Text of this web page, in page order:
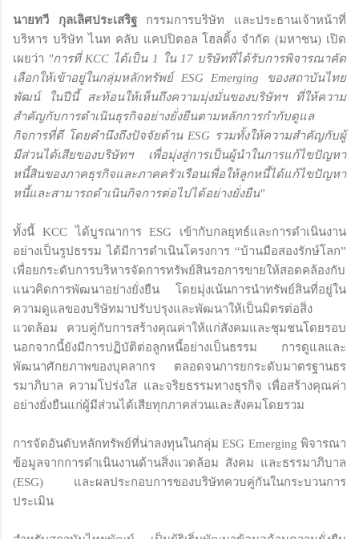
นายทวี กุลเลิศประเสริฐกรรมการบริษัท และประธานเจ้าหน้าที่
บริหาร บริษัท ไนท คลับ แคปปิตอล โฮลดิ้ง จำกัด (มหาชน) เปิด
เผยว่า "การที่ KCC ได้เป็น 1 ใน 17 บริษัทที่ได้รับการพิจารณาคัด
เลือกให้เข้าอยู่ในกลุ่มหลักทรัพย์ ESG Emerging ของสถาบันไทย
พัฒน์ ในปีนี้ สะท้อนให้เห็นถึงความมุ่งมั่นของบริษัทฯ ที่ให้ความ
สำคัญกับการดำเนินธุรกิจอย่างยั่งยืนตามหลักการกำกับดูแล
กิจการที่ดี โดยคำนึงถึงปัจจัยด้าน ESG รวมทั้งให้ความสำคัญกับผู้
มีส่วนได้เสียของบริษัทฯ เพื่อมุ่งสู่การเป็นผู้นำในการแก้ไขปัญหา
หนี้สินของภาคธุรกิจและภาคครัวเรือนเพื่อให้ลูกหนี้ได้แก้ไขปัญหา
หนี้และสามารถดำเนินกิจการต่อไปได้อย่างยั่งยืน"
ทั้งนี้ KCC ได้บูรณาการ ESG เข้ากับกลยุทธ์และการดำเนินงาน
อย่างเป็นรูปธรรม ได้มีการดำเนินโครงการ “บ้านมือสองรักษ์โลก”
เพื่อยกระดับการบริหารจัดการทรัพย์สินรอการขายให้สอดคล้องกับ
แนวคิดการพัฒนาอย่างยั่งยืน โดยมุ่งเน้นการนำทรัพย์สินที่อยู่ใน
ความดูแลของบริษัทมาปรับปรุงและพัฒนาให้เป็นมิตรต่อสิ่ง
แวดล้อม ควบคู่กับการสร้างคุณค่าให้แก่สังคมและชุมชนโดยรอบ
นอกจากนี้ยังมีการปฏิบัติต่อลูกหนี้อย่างเป็นธรรม การดูแลและ
พัฒนาศักยภาพของบุคลากร ตลอดจนการยกระดับมาตรฐานธร
รมาภิบาล ความโปร่งใส และจริยธรรมทางธุรกิจ เพื่อสร้างคุณค่า
อย่างยั่งยืนแก่ผู้มีส่วนได้เสียทุกภาคส่วนและสังคมโดยรวม
การจัดอันดับหลักทรัพย์ที่น่าลงทุนในกลุ่ม ESG Emerging พิจารณา
ข้อมูลจากการดำเนินงานด้านสิ่งแวดล้อม สังคม และธรรมาภิบาล
(ESG) และผลประกอบการของบริษัทควบคู่กันในกระบวนการ
ประเมิน